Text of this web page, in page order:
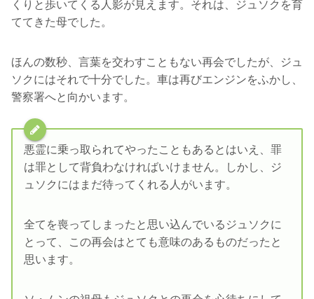
くりと歩いてくる人影が見えます。それは、ジュソクを育
ててきた母でした。
ほんの数秒、言葉を交わすこともない再会でしたが、ジュ
ソクにはそれで十分でした。車は再びエンジンをふかし、
警察署へと向かいます。
悪霊に乗っ取られてやったこともあるとはいえ、罪
は罪として背負わなければいけません。しかし、ジ
ュソクにはまだ待ってくれる人がいます。
全てを喪ってしまったと思い込んでいるジュソクに
とって、この再会はとても意味のあるものだったと
思います。